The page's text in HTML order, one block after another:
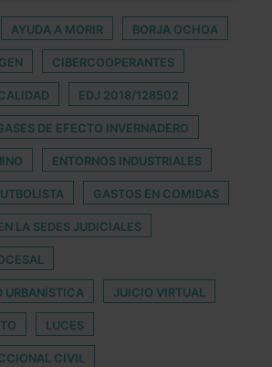
AYUDA A MORIR BORJA OCHOA
CIBERCOOPERANTES
EDJ 2018/128502
DE EFECTO INVERNADERO
ENTORNOS INDUSTRIALES
GASTOS EN COMIDAS
LA SEDES JUDICIALES
URBANÍSTICA JUICIO VIRTUAL
LUCES
CIVIL